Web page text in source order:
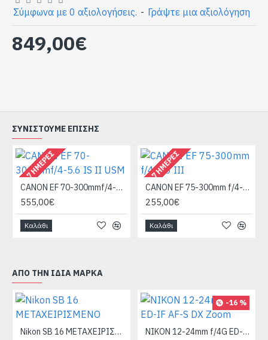
Σύμφωνα με 0 αξιολογήσεις. - Γράψτε μια αξιολόγηση
849,00€
ΣΥΝΙΣΤΟΎΜΕ ΕΠΊΣΗΣ
4 - 7 ΗΜΈΡΕΣ CANON EF 70-300mmf/4-5.6 IS II USM
555,00€
Καλάθι
4 - 7 ΗΜΈΡΕΣ CANON EF 75-300mm f/4-5.6 III
255,00€
Καλάθι
ΑΠΌ ΤΗΝ ΊΔΙΑ ΜΆΡΚΑ
Nikon SB 16 ΜΕΤΑΧΕΙΡΙΣΜΕΝΟ
-16 %
NIKON 12-24mm f/4G ED-IF AF-S DX Zoom